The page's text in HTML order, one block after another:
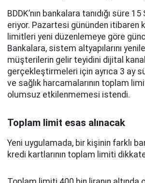
BDDK’nın bankalara tanıdığı süre
eriyor. Pazartesi gününden itibaren
limitleri yeni düzenlemeye göre
Bankalara, sistem altyapılarını
müşterilerin gelir teyidini dijital
gerçekleştirmeleri için ayrıca 3 ay
ve sağlık harcamalarının toplam
olumsuz etkilenmemesi istendi.
Toplam limit esas alınacak
Yeni uygulamada, bir kişinin farklı
kredi kartlarının toplam limiti